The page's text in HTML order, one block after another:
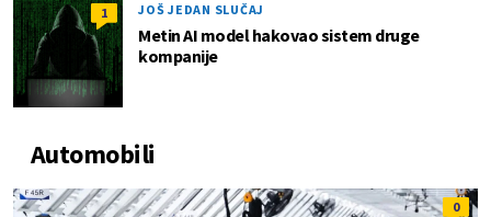
1 JOŠ JEDAN SLUČAJ
Metin AI model hakovao sistem druge
kompanije
Automobili
0